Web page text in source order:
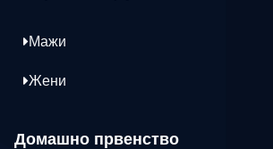
Мажи
Жени
Домашно првенство